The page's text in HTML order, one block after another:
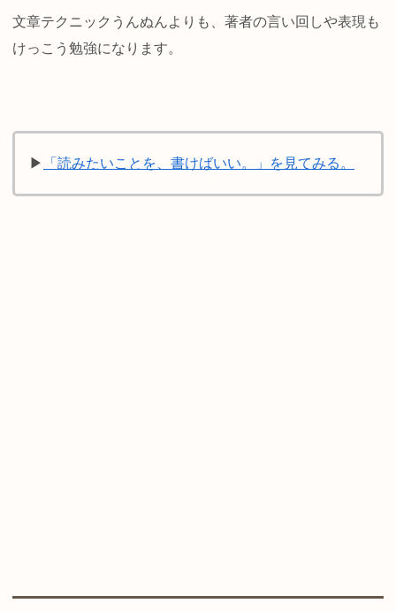
文章テクニックうんぬんよりも、著者の言い回しや表現も
けっこう勉強になります。
▶ 「読みたいことを、書けばいい。」を見てみる。